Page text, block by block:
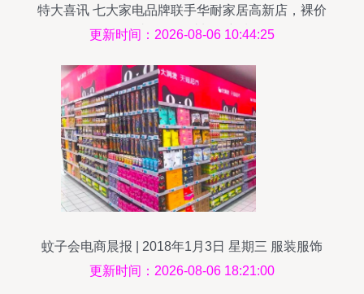
特大喜讯 七大家电品牌联手华耐家居高新店，裸价
工厂直销引爆汰旧换新潮
更新时间：2026-08-06 10:44:25
蚊子会电商晨报 | 2018年1月3日 星期三 服装服饰
零售
更新时间：2026-08-06 18:21:00